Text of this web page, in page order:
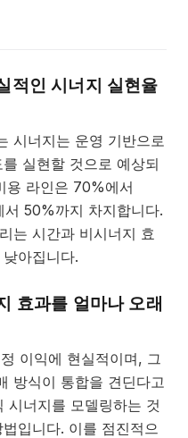
적인 시너지 실현율
시너지는 운영 기반으로
실현할 것으로 예상되
용 라인은 70%에서
50%까지 차지합니다.
는 시간과 비시너지 효
아집니다.
효과를 얼마나 오래
이익에 현실적이며, 그
방식이 통합을 견딘다고
시너지를 모델링하는 것
입니다. 이를 점진적으